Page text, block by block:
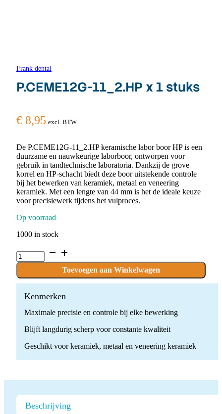
Frank dental
P.CEME12G-11_2.HP x 1 stuks
€ 8,95 excl. BTW
De P.CEME12G-11_2.HP keramische labor boor HP is een
duurzame en nauwkeurige laborboor, ontworpen voor
gebruik in tandtechnische laboratoria. Dankzij de grove
korrel en HP-schacht biedt deze boor uitstekende controle
bij het bewerken van keramiek, metaal en veneering
keramiek. Met een lengte van 44 mm is het de ideale keuze
voor precisiewerk tijdens het vulproces.
Op voorraad
1000 in stock
P.CEME12G-
11_2.HP
1
stuks
quantity
Toevoegen aan Winkelwagen
Kenmerken
Maximale precisie en controle bij elke bewerking
Blijft langdurig scherp voor constante kwaliteit
Geschikt voor keramiek, metaal en veneering keramiek
Beschrijving